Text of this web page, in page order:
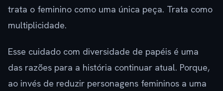
trata o feminino como uma única peça. Trata como
multiplicidade.
Esse cuidado com diversidade de papéis é uma
das razões para a história continuar atual. Porque,
ao invés de reduzir personagens femininos a uma